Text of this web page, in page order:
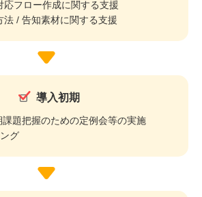
応フロー作成に関する支援
法 / 告知素材に関する支援
導入初期
題把握のための定例会等の実施
グ